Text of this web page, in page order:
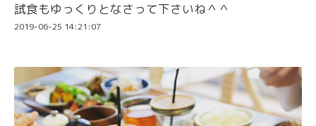
試食もゆっくりとなさって下さいね＾＾
2019-06-25 14:21:07